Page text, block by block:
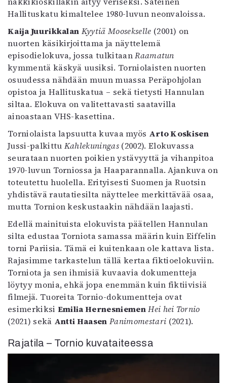
Hallituskatu kimaltelee 1980-luvun neonvaloissa.
Kaija Juurikkalan Kyytiä Moosekselle (2001) on
nuorten käsikirjoittama ja näyttelemä
episodielokuva, jossa tulkitaanRaamatun
kymmentä käskyä uusiksi. Torniolaisten nuorten
osuudessa nähdään muun muassa Peräpohjolan
opistoa ja Hallituskatua – sekä tietysti Hannulan
siltaa. Elokuva on valitettavasti saatavilla
ainoastaan VHS-kasettina.
Torniolaista lapsuutta kuvaa myös Arto Koskisen
Jussi-palkittu Kahlekuningas(2002). Elokuvassa
seurataan nuorten poikien ystävyyttä ja vihanpitoa
1970-luvun Torniossa ja Haaparannalla. Ajankuva on
toteutettu huolella. Erityisesti Suomen ja Ruotsin
yhdistävä rautatiesilta näyttelee merkittävää osaa,
mutta Tornion keskustaakin nähdään laajasti.
Edellä mainituista elokuvista päätellen Hannulan
silta edustaa Torniota samassa määrin kuin Eiffelin
torni Pariisia. Tämä ei kuitenkaan ole kattava lista.
Rajasimme tarkastelun tällä kertaa fiktioelokuviin.
Torniota ja sen ihmisiä kuvaavia dokumentteja
löytyy monia, ehkä jopa enemmän kuin fiktiivisiä
filmejä. Tuoreita Tornio-dokumentteja ovat
esimerkiksi Emilia HernesniemenHei hei Tornio
(2021) sekä Antti Haasen Panimomestari (2021).
Rajatila – Tornio kuvataiteessa